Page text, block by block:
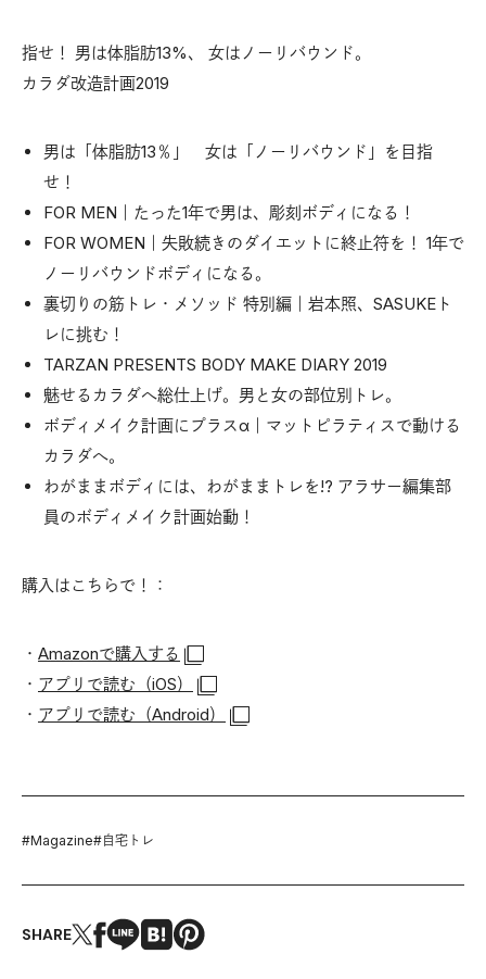
指せ！ 男は体脂肪13%、 女はノーリバウンド。
カラダ改造計画2019
男は「体脂肪13％」 女は「ノーリバウンド」を目指
せ！
FOR MEN｜たった1年で男は、彫刻ボディになる！
FOR WOMEN｜失敗続きのダイエットに終止符を！ 1年で
ノーリバウンドボディになる。
裏切りの筋トレ・メソッド 特別編｜岩本照、SASUKEト
レに挑む！
TARZAN PRESENTS BODY MAKE DIARY 2019
魅せるカラダへ総仕上げ。男と女の部位別トレ。
ボディメイク計画にプラスα｜マットピラティスで動ける
カラダへ。
わがままボディには、わがままトレを!? アラサー編集部
員のボディメイク計画始動！
購入はこちらで！：
・ Amazonで購入する
・ アプリで読む（iOS）
・ アプリで読む（Android）
#Magazine#自宅トレ
SHARE